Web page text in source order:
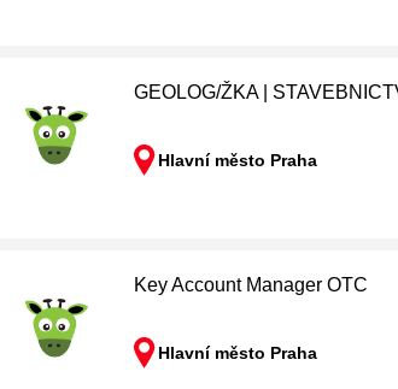
GEOLOG/ŽKA |
Hlavní město Praha
Key Account Manager OTC
Hlavní město Praha